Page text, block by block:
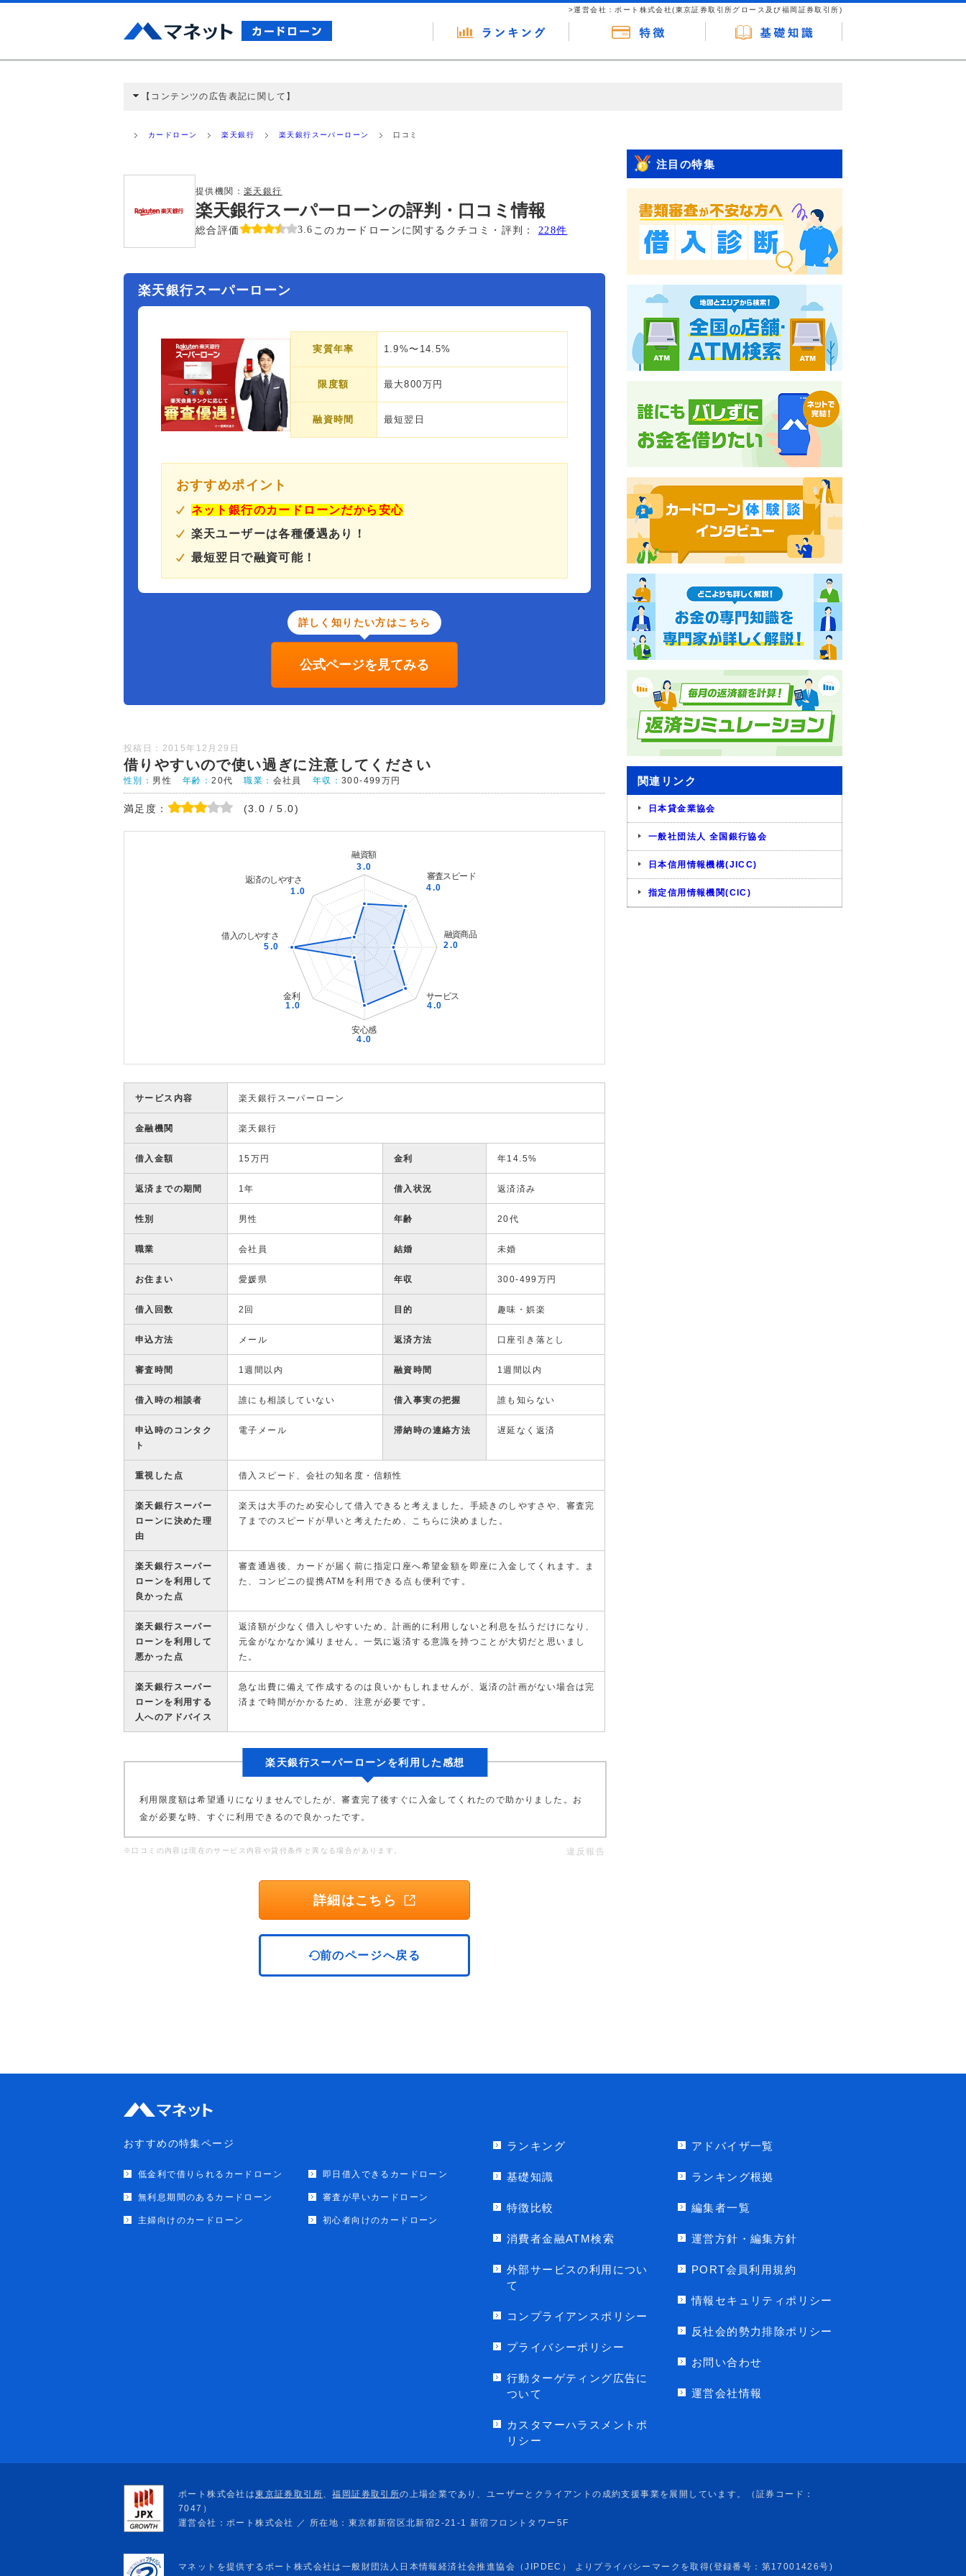
>運営会社：ポート株式会社(東京証券取引所グロース及び福岡証券取引所)
【コンテンツの広告表記に関して】
ミ収集などに基づき、公平性を担保した情報提供を行っています。
カードローン 楽天銀行 楽天銀行スーパーローン 口コミ
提供機関： 楽天銀行
楽天銀行スーパーローンの評判・口コミ情報
総合評価 3.6 このカードローンに関するクチコミ・評判： 228件
楽天銀行スーパーローン
実質年率 1.9%〜14.5%
限度額 最大800万円
融資時間 最短翌日
おすすめポイント
ネット銀行のカードローンだから安心
楽天ユーザーは各種優遇あり！
最短翌日で融資可能！
詳しく知りたい方はこちら
公式ページを見てみる
投稿日：2015年12月29日
借りやすいので使い過ぎに注意してください
性別： 男性 年齢：20代 職業： 会社員 年収：300-499万円
満足度： (3.0 / 5.0)
サービス内容 楽天銀行スーパーローン
金融機関 楽天銀行
借入金額 15万円 金利 年14.5%
返済までの期間 1年 借入状況 返済済み
性別 男性 年齢 20代
職業 会社員 結婚 未婚
お住まい 愛媛県 年収 300-499万円
借入回数 2回 目的 趣味・娯楽
申込方法 メール 返済方法 口座引き落とし
審査時間 1週間以内 融資時間 1週間以内
借入時の相談者 誰にも相談していない 借入事実の把握 誰も知らない
申込時のコンタク
ト
電子メール 滞納時の連絡方法 遅延なく返済
重視した点 借入スピード、会社の知名度・信頼性
楽天銀行スーパー
ローンに決めた理
由
楽天は大手のため安心して借入できると考えました。手続きのしやすさや、審査完
了までのスピードが早いと考えたため、こちらに決めました。
楽天銀行スーパー
ローンを利用して
良かった点
審査通過後、カードが届く前に指定口座へ希望金額を即座に入金してくれます。ま
た、コンビニの提携ATMを利用できる点も便利です。
楽天銀行スーパー
ローンを利用して
悪かった点
返済額が少なく借入しやすいため、計画的に利用しないと利息を払うだけになり、
元金がなかなか減りません。一気に返済する意識を持つことが大切だと思いまし
た。
楽天銀行スーパー
ローンを利用する
人へのアドバイス
急な出費に備えて作成するのは良いかもしれませんが、返済の計画がない場合は完
済まで時間がかかるため、注意が必要です。
楽天銀行スーパーローンを利用した感想
利用限度額は希望通りになりませんでしたが、審査完了後すぐに入金してくれたので助かりました。お
金が必要な時、すぐに利用できるので良かったです。
※口コミの内容は現在のサービス内容や貸付条件と異なる場合があります。 違反報告
詳細はこちら
前のページへ戻る
注目の特集
関連リンク
日本貸金業協会
一般社団法人 全国銀行協会
日本信用情報機構(JICC)
指定信用情報機関(CIC)
おすすめの特集ページ
低金利で借りられるカードローン 即日借入できるカードローン
無利息期間のあるカードローン 審査が早いカードローン
主婦向けのカードローン 初心者向けのカードローン
ランキング
基礎知識
特徴比較
消費者金融ATM検索
外部サービスの利用につい
て
コンプライアンスポリシー
プライバシーポリシー
行動ターゲティング広告に
ついて
カスタマーハラスメントポ
リシー
アドバイザ一覧
ランキング根拠
編集者一覧
運営方針・編集方針
PORT会員利用規約
情報セキュリティポリシー
反社会的勢力排除ポリシー
お問い合わせ
運営会社情報